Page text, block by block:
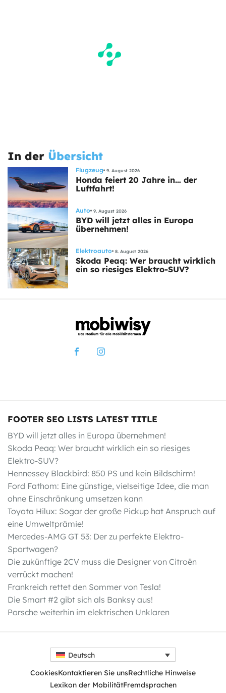
In der Übersicht
Flugzeug 9. August 2026
Honda feiert 20 Jahre in… der
Luftfahrt!
Auto 9. August 2026
BYD will jetzt alles in Europa
übernehmen!
Elektroauto 8. August 2026
Skoda Peaq: Wer braucht wirklich
ein so riesiges Elektro-SUV?
FOOTER SEO LISTS LATEST TITLE
BYD will jetzt alles in Europa übernehmen!
Skoda Peaq: Wer braucht wirklich ein so riesiges
Elektro-SUV?
Hennessey Blackbird: 850 PS und kein Bildschirm!
Ford Fathom: Eine günstige, vielseitige Idee, die man
ohne Einschränkung umsetzen kann
Toyota Hilux: Sogar der große Pickup hat Anspruch auf
eine Umweltprämie!
Mercedes-AMG GT 53: Der zu perfekte Elektro-
Sportwagen?
Die zukünftige 2CV muss die Designer von Citroën
verrückt machen!
Frankreich rettet den Sommer von Tesla!
Die Smart #2 gibt sich als Banksy aus!
Porsche weiterhin im elektrischen Unklaren
Deutsch
CookiesKontaktieren Sie unsRechtliche Hinweise
Lexikon der MobilitätFremdsprachen